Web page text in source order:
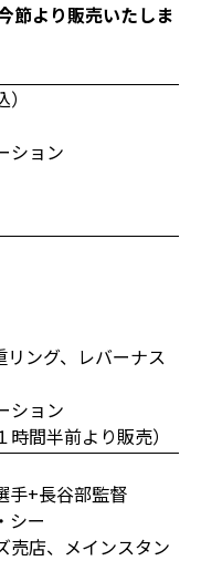
節より販売いたしま
ション
リング、レバーナス
ション
間半前より販売）
手+長谷部監督
シー
売店、メインスタン